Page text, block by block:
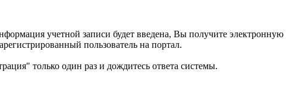
учетной записи будет введена, Вы получите
пользователь на портал.
только один раз и дождитесь ответа системы.